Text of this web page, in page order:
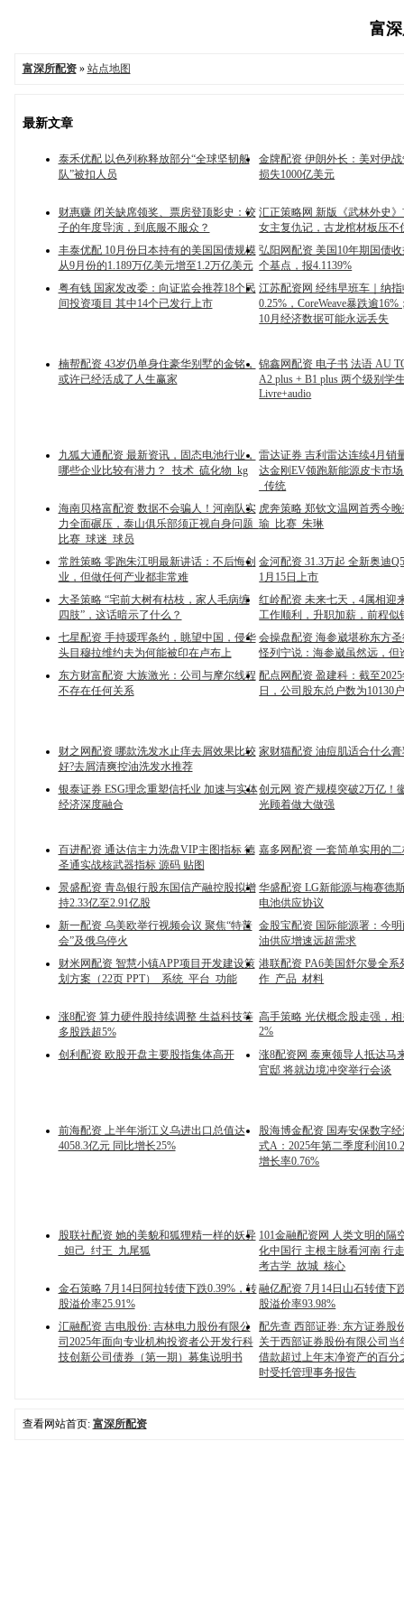
富
富深所配资» 站点地图
最新文章
泰禾优配 以色列称释放部分“全球坚韧船
队”被扣人员
金牌配资 伊朗外长：美对伊
损失1000亿美元
财惠赚 闭关缺席领奖、票房登顶影史：饺
子的年度导演，到底服不服众？
汇正策略网 新版《武林外史
女主复仇记，古龙棺材板压不
丰泰优配 10月份日本持有的美国国债规模
从9月份的1.189万亿美元增至1.2万亿美元
弘阳网配资 美国10年期国债
个基点，报4.1139%
粤有钱 国家发改委：向证监会推荐18个民
间投资项目 其中14个已发行上市
江苏配资网 经纬早班车｜纳
0.25%，CoreWeave暴跌逾
10月经济数据可能永远丢失
楠帮配资 43岁仍单身住豪华别墅的金铭，
或许已经活成了人生赢家
锦鑫网配资 电子书 法语 AU
A2 plus + B1 plus 两个级别学
Livre+audio
九狐大通配资 最新资讯，固态电池行业，
哪些企业比较有潜力？_技术_硫化物_kg
雷达证券 吉利雷达连续4月销
达金刚EV领跑新能源皮卡市
_传统
海南贝格富配资 数据不会骗人！河南队实
力全面碾压，泰山俱乐部须正视自身问题_
比赛_球迷_球员
虎奔策略 郑钦文温网首秀今
瑜_比赛_朱琳
常胜策略 零跑朱江明最新讲话：不后悔创
业，但做任何产业都非常难
金河配资 31.3万起 全新奥迪
1月15日上市
大圣策略 “宅前大树有枯枝，家人毛病缠
四肢”，这话暗示了什么？
红岭配资 未来七天，4属相迎
工作顺利，升职加薪，前程似
七星配资 手持瑷珲条约，眺望中国，侵华
头目穆拉维约夫为何能被印在卢布上
会操盘配资 海参崴堪称东方
怪列宁说：海参崴虽然远，但
东方财富配资 大族激光：公司与摩尔线程
不存在任何关系
配点网配资 盈建科：截至
日，公司股东总户数为10130
财之网配资 哪款洗发水止痒去屑效果比较
好?去屑清爽控油洗发水推荐
家财猫配资 油痘肌适合什么
银泰证券 ESG理念重塑信托业 加速与实体
经济深度融合
创元网 资产规模突破2万亿！
光顾着做大做强
百进配资 通达信主力洗盘VIP主图指标 德
圣通实战核武器指标 源码 贴图
嘉多网配资 一套简单实用的
景盛配资 青岛银行股东国信产融控股拟增
持2.33亿至2.91亿股
华盛配资 LG新能源与梅赛德
电池供应协议
新一配资 乌美欧举行视频会议 聚焦“特普
会”及俄乌停火
金股宝配资 国际能源署：今
油供应增速远超需求
财米网配资 智慧小镇APP项目开发建设策
划方案（22页 PPT）_系统_平台_功能
港联配资 PA6美国舒尔曼全系
作_产品_材料
涨8配资 算力硬件股持续调整 生益科技等
多股跌超5%
高手策略 光伏概念股走强，
2%
创利配资 欧股开盘主要股指集体高开
涨8配资网 泰柬领导人抵达马
官邸 将就边境冲突举行会谈
前海配资 上半年浙江义乌进出口总值达
4058.3亿元 同比增长25%
股海博金配资 国寿安保数字
式A：2025年第二季度利润
增长率0.76%
股联社配资 她的美貌和狐狸精一样的妖异
_妲己_纣王_九尾狐
101金融配资网 人类文明的隔
化中国行 主根主脉看河南 行
考古学_故城_核心
金石策略 7月14日阿拉转债下跌0.39%，转
股溢价率25.91%
融亿配资 7月14日山石转债下
股溢价率93.98%
汇融配资 吉电股份: 吉林电力股份有限公
司2025年面向专业机构投资者公开发行科
技创新公司债券（第一期）募集说明书
配先查 西部证券: 东方证券股
关于西部证券股份有限公司当
借款超过上年末净资产的百分
时受托管理事务报告
查看网站首页: 富深所配资